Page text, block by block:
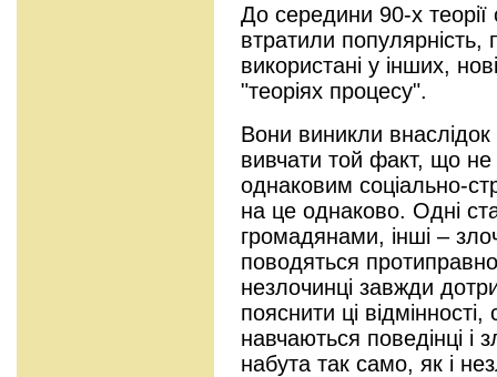
До середини 90-х теорії
втратили популярність,
використані у інших,
"теоріях процесу".
Вони виникли
вивчати той факт, що не
однаковим соціально-
на це однаково. Одні
громадянами, інші –
поводяться
незлочинці завжди
пояснити ці
навчаються поведінці і
набута так само, як і